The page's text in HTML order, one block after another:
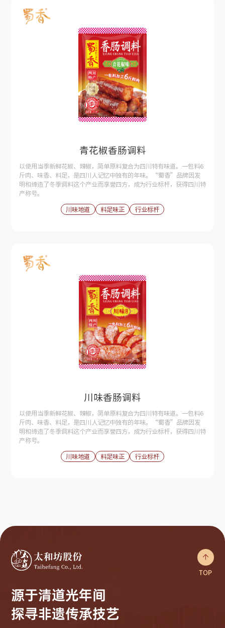
青花椒香肠调料
以使用当季新鲜花椒、辣椒，简单原料复合为四川特有味道。一包料6
斤肉、味香、料足，是四川人记忆中独有的年味。“蜀香”品牌因发
明和缔造了冬季调料这个产业而享誉四方，成为行业标杆，获得四川特
产称号。
川味地道 料足味正 行业标杆
川味香肠调料
以使用当季新鲜花椒、辣椒，简单原料复合为四川特有味道。一包料6
斤肉、味香、料足，是四川人记忆中独有的年味。“蜀香”品牌因发
明和缔造了冬季调料这个产业而享誉四方，成为行业标杆，获得四川特
产称号。
川味地道 料足味正 行业标杆
源于清道光年间
探寻非遗传承技艺

TOP